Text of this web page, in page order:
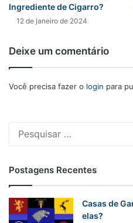
Ingrediente de Cigarro?
12 de janeiro de 2024
Deixe um comentário
Você precisa fazer o login para
Postagens Recentes
Casas de
elas?